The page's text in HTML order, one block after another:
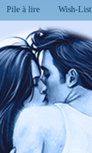
Pile à lire Wish-List